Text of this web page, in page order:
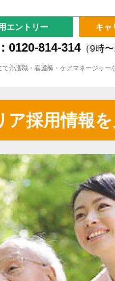
エントリー キャ
0120-814-314（9時〜
介護職・看護師・ケアマネージャー
ア採用情報